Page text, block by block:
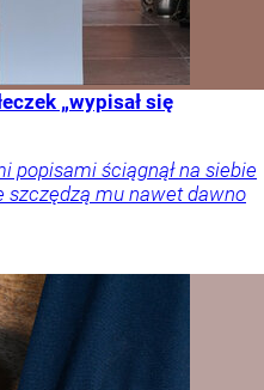
„wypisał się
popisami ściągnął na siebie
szczędzą mu nawet dawno